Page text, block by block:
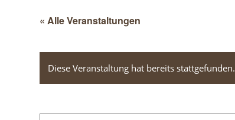
« Alle Veranstaltungen
Diese Veranstaltung hat bereits stattgefunden.